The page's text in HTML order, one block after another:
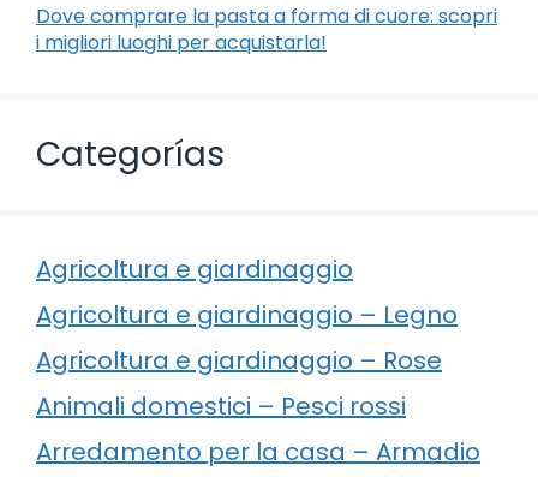
Dove comprare la pasta a forma di cuore: scopri
i migliori luoghi per acquistarla!
Categorías
Agricoltura e giardinaggio
Agricoltura e giardinaggio – Legno
Agricoltura e giardinaggio – Rose
Animali domestici – Pesci rossi
Arredamento per la casa – Armadio